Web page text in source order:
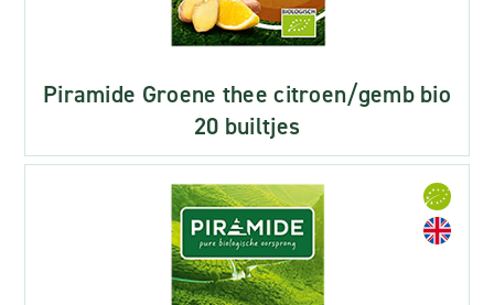
Piramide Groene thee citroen/gemb bio
20 builtjes